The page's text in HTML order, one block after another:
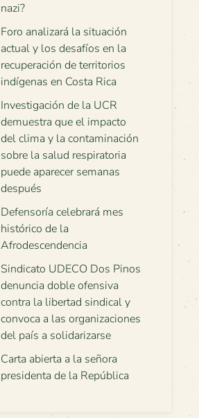
nazi?
Foro analizará la situación
actual y los desafíos en la
recuperación de territorios
indígenas en Costa Rica
Investigación de la UCR
demuestra que el impacto
del clima y la contaminación
sobre la salud respiratoria
puede aparecer semanas
después
Defensoría celebrará mes
histórico de la
Afrodescendencia
Sindicato UDECO Dos Pinos
denuncia doble ofensiva
contra la libertad sindical y
convoca a las organizaciones
del país a solidarizarse
Carta abierta a la señora
presidenta de la República